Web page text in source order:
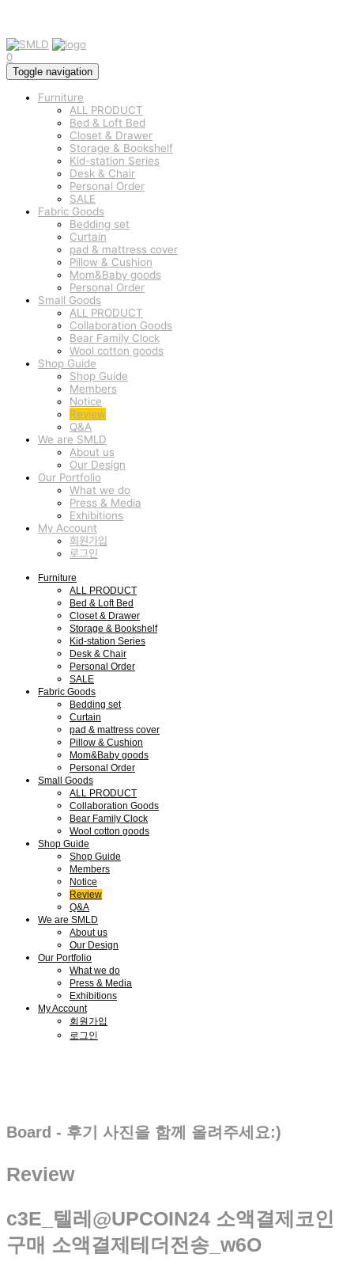
0
Toggle navigation
Furniture
ALL PRODUCT
Bed & Loft Bed
Closet & Drawer
Storage & Bookshelf
Kid-station Series
Desk & Chair
Personal Order
SALE
Fabric Goods
Bedding set
Curtain
pad & mattress cover
Pillow & Cushion
Mom&Baby goods
Personal Order
Small Goods
ALL PRODUCT
Collaboration Goods
Bear Family Clock
Wool cotton goods
Shop Guide
Shop Guide
Members
Notice
Review
Q&A
We are SMLD
About us
Our Design
Our Portfolio
What we do
Press & Media
Exhibitions
My Account
회원가입
로그인
Furniture
ALL PRODUCT
Bed & Loft Bed
Closet & Drawer
Storage & Bookshelf
Kid-station Series
Desk & Chair
Personal Order
SALE
Fabric Goods
Bedding set
Curtain
pad & mattress cover
Pillow & Cushion
Mom&Baby goods
Personal Order
Small Goods
ALL PRODUCT
Collaboration Goods
Bear Family Clock
Wool cotton goods
Shop Guide
Shop Guide
Members
Notice
Review
Q&A
We are SMLD
About us
Our Design
Our Portfolio
What we do
Press & Media
Exhibitions
My Account
회원가입
로그인
Board - 후기 사진을 함께 올려주세요:)
Review
c3E_텔레@UPCOIN24 소액결제코인
구매 소액결제테더전송_w6O